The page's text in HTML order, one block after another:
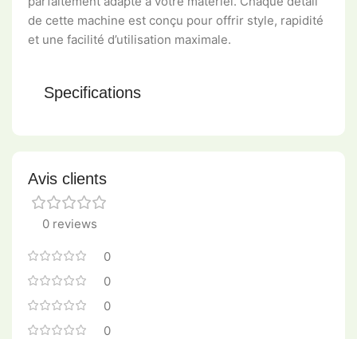
de cette machine est conçu pour offrir style, rapidité
et une facilité d’utilisation maximale.
Specifications
Avis clients
0 reviews
0
0
0
0